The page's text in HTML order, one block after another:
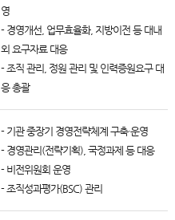
영
- 경영개선, 업무효율화, 지방이전 등 대내
외 요구자료 대응
- 조직 관리, 정원 관리 및 인력증원요구 대
응 총괄
- 기관 중장기 경영전략체계 구축·운영
- 경영관리(전략기획), 국정과제 등 대응
- 비전위원회 운영
- 조직성과평가(BSC) 관리